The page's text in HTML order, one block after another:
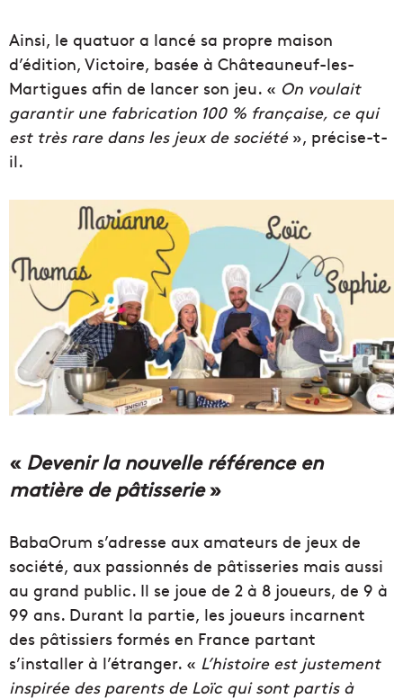
Ainsi, le quatuor a lancé sa propre maison
d’édition, Victoire, basée à Châteauneuf-les-
Martigues afin de lancer son jeu. « On voulait
garantir une fabrication 100 % française, ce qui
est très rare dans les jeux de société», précise-t-
il.
« Devenir la nouvelle référence en
matière de pâtisserie»
BabaOrum s’adresse aux amateurs de jeux de
société, aux passionnés de pâtisseries mais aussi
au grand public. Il se joue de 2 à 8 joueurs, de 9 à
99 ans. Durant la partie, les joueurs incarnent
des pâtissiers formés en France partant
s’installer à l’étranger. « L’histoire est justement
inspirée des parents de Loïc qui sont partis à